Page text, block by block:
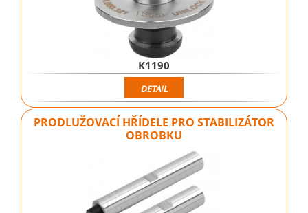
K1190
DETAIL
PRODLUŽOVACÍ HŘÍDELE PRO STABILIZÁTOR
OBROBKU